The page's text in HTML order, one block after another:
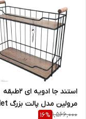
استند جا ادویه ای 2طبقه
40211
1,566,000
16%